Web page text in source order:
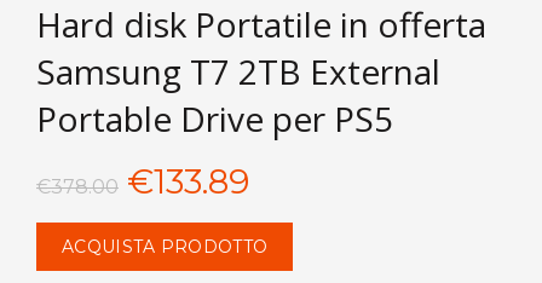
Hard disk Portatile in offerta
Samsung T7 2TB External
Portable Drive per PS5
€378.00 Il
prezzo
€133.89
prezzo
ACQUISTA PRODOTTO